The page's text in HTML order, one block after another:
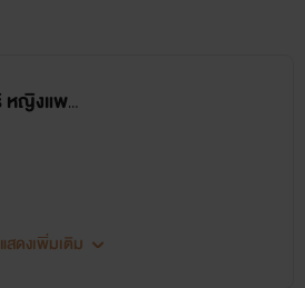
อรภาวาสิริ หญิงแพรว
แสดงเพิ่มเติม